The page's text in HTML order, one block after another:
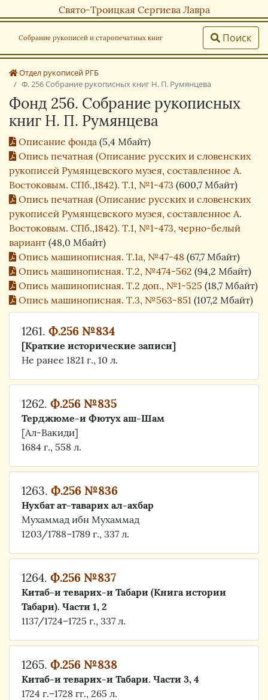
Свято-Троицкая Сергиева Лавра
Собрание рукописей и старопечатных книг Поиск
Отдел рукописей РГБ
Ф. 256 Собрание рукописных книг Н. П. Румянцева
Фонд 256. Собрание рукописных
книг Н. П. Румянцева
Описание фонда (5,4 Мбайт)
Опись печатная (Описание русских и словенских
рукописей Румянцевского музея, составленное А.
Востоковым. СПб.,1842). Т.1, №1-473 (600,7 Мбайт)
Опись печатная (Описание русских и словенских
рукописей Румянцевского музея, составленное А.
Востоковым. СПб.,1842). Т.1, №1-473, черно-белый
вариант (48,0 Мбайт)
Опись машинописная. Т.1а, №47-48 (67,7 Мбайт)
Опись машинописная. Т.2, №474-562 (94,2 Мбайт)
Опись машинописная. Т.2 доп., №1-525 (18,7 Мбайт)
Опись машинописная. Т.3, №563-851 (107,2 Мбайт)
1261. Ф.256 №834
[Краткие исторические записи]
Не ранее 1821 г., 10 л.
1262. Ф.256 №835
Терджюме-и Фютух аш-Шам
[Ал-Вакиди]
1684 г., 558 л.
1263. Ф.256 №836
Нухбат ат-таварих ал-ахбар
Мухаммад ибн Мухаммад
1203/1788–1789 г., 337 л.
1264. Ф.256 №837
Китаб-и теварих-и Табари (Книга истории
Табари). Части 1, 2
1137/1724–1725 г., 337 л.
1265. Ф.256 №838
Китаб-и теварих-и Табари. Части 3, 4
1724 г.–1728 гг., 265 л.